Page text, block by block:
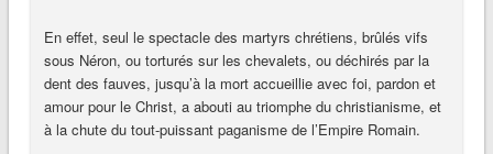
En effet, seul le spectacle des martyrs chrétiens, brûlés vifs
sous Néron, ou torturés sur les chevalets, ou déchirés par la
dent des fauves, jusqu’à la mort accueillie avec foi, pardon et
amour pour le Christ, a abouti au triomphe du christianisme, et
à la chute du tout-puissant paganisme de l’Empire Romain.